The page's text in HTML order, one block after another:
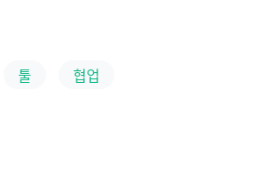
툴 협업